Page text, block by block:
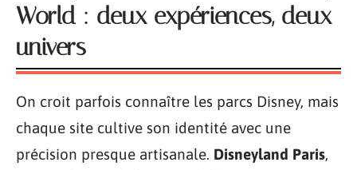
World : deux expériences, deux
univers
On croit parfois connaître les parcs Disney, mais
chaque site cultive son identité avec une
précision presque artisanale. Disneyland Paris,